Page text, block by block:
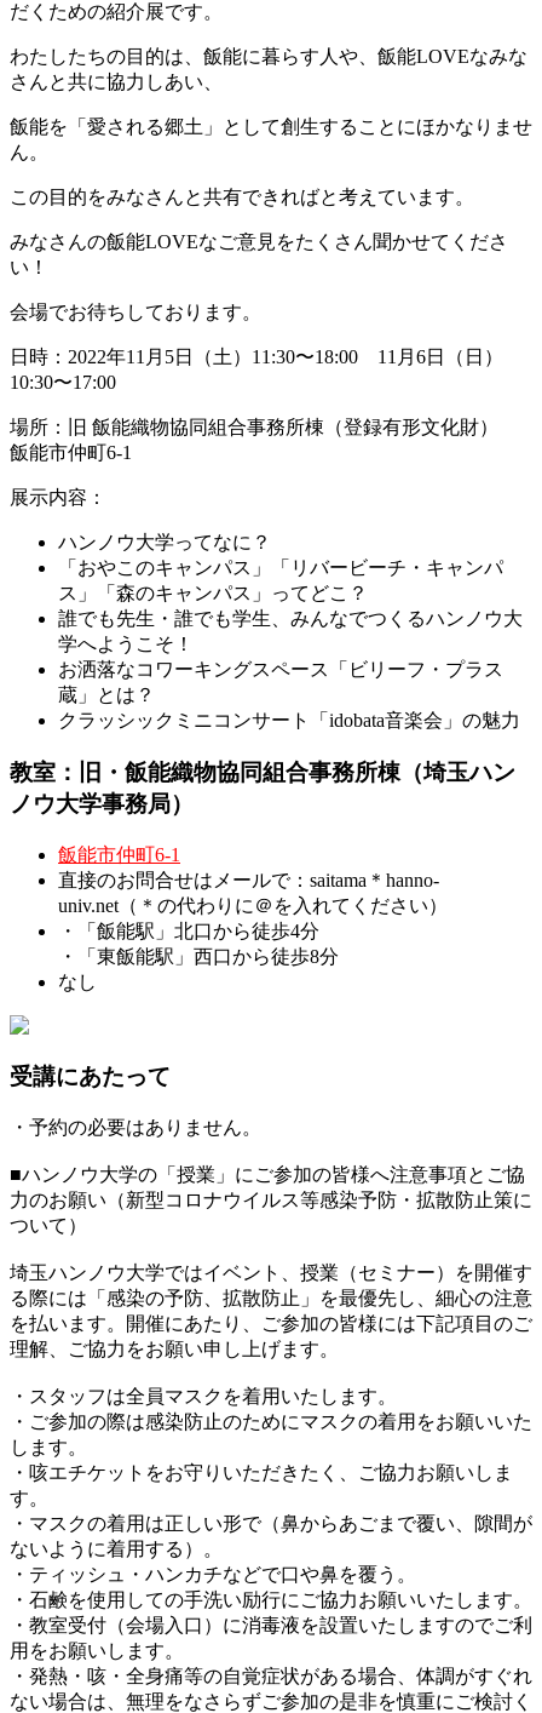
だくための紹介展です。
わたしたちの目的は、飯能に暮らす人や、飯能LOVEなみな
さんと共に協力しあい、
飯能を「愛される郷土」として創生することにほかなりませ
ん。
この目的をみなさんと共有できればと考えています。
みなさんの飯能LOVEなご意見をたくさん聞かせてくださ
い！
会場でお待ちしております。
日時：2022年11月5日（土）11:30〜18:00 11月6日（日）
10:30〜17:00
場所：旧 飯能織物協同組合事務所棟（登録有形文化財）
飯能市仲町6-1
展示内容：
ハンノウ大学ってなに？
「おやこのキャンパス」「リバービーチ・キャンパ
ス」「森のキャンパス」ってどこ？
誰でも先生・誰でも学生、みんなでつくるハンノウ大
学へようこそ！
お洒落なコワーキングスペース「ビリーフ・プラス
蔵」とは？
クラッシックミニコンサート「idobata音楽会」の魅力
教室：旧・飯能織物協同組合事務所棟（埼玉ハン
ノウ大学事務局）
飯能市仲町6-1
直接のお問合せはメールで：saitama＊hanno-
univ.net（＊の代わりに＠を入れてください）
・「飯能駅」北口から徒歩4分
・「東飯能駅」西口から徒歩8分
なし
受講にあたって
・予約の必要はありません。
■ハンノウ大学の「授業」にご参加の皆様へ注意事項とご協
力のお願い（新型コロナウイルス等感染予防・拡散防止策に
ついて）
埼玉ハンノウ大学ではイベント、授業（セミナー）を開催す
る際には「感染の予防、拡散防止」を最優先し、細心の注意
を払います。開催にあたり、ご参加の皆様には下記項目のご
理解、ご協力をお願い申し上げます。
・スタッフは全員マスクを着用いたします。
・ご参加の際は感染防止のためにマスクの着用をお願いいた
します。
・咳エチケットをお守りいただきたく、ご協力お願いしま
す。
・マスクの着用は正しい形で（鼻からあごまで覆い、隙間が
ないように着用する）。
・ティッシュ・ハンカチなどで口や鼻を覆う。
・石鹸を使用しての手洗い励行にご協力お願いいたします。
・教室受付（会場入口）に消毒液を設置いたしますのでご利
用をお願いします。
・発熱・咳・全身痛等の自覚症状がある場合、体調がすぐれ
ない場合は、無理をなさらずご参加の是非を慎重にご検討く